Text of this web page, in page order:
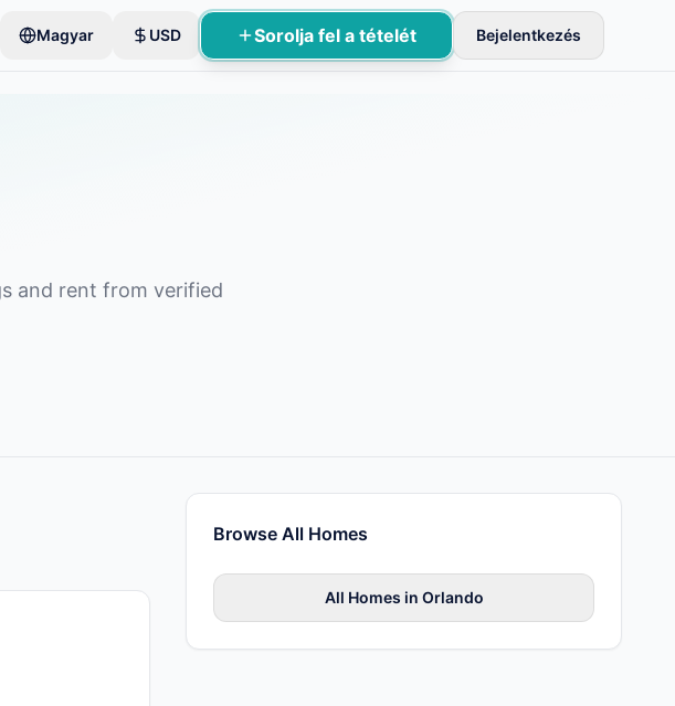
Magyar USD Sorolja fel a tételét Bejelentkezés
and rent from verified
Browse All Homes
All Homes in Orlando